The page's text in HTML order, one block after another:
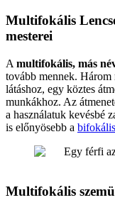
Multifokális
mesterei
A multifokális, más
tovább mennek. Három
látáshoz, egy köztes
munkákhoz. Az
a használatuk kevésbé
is előnyösebb a bifokális
Multifokális